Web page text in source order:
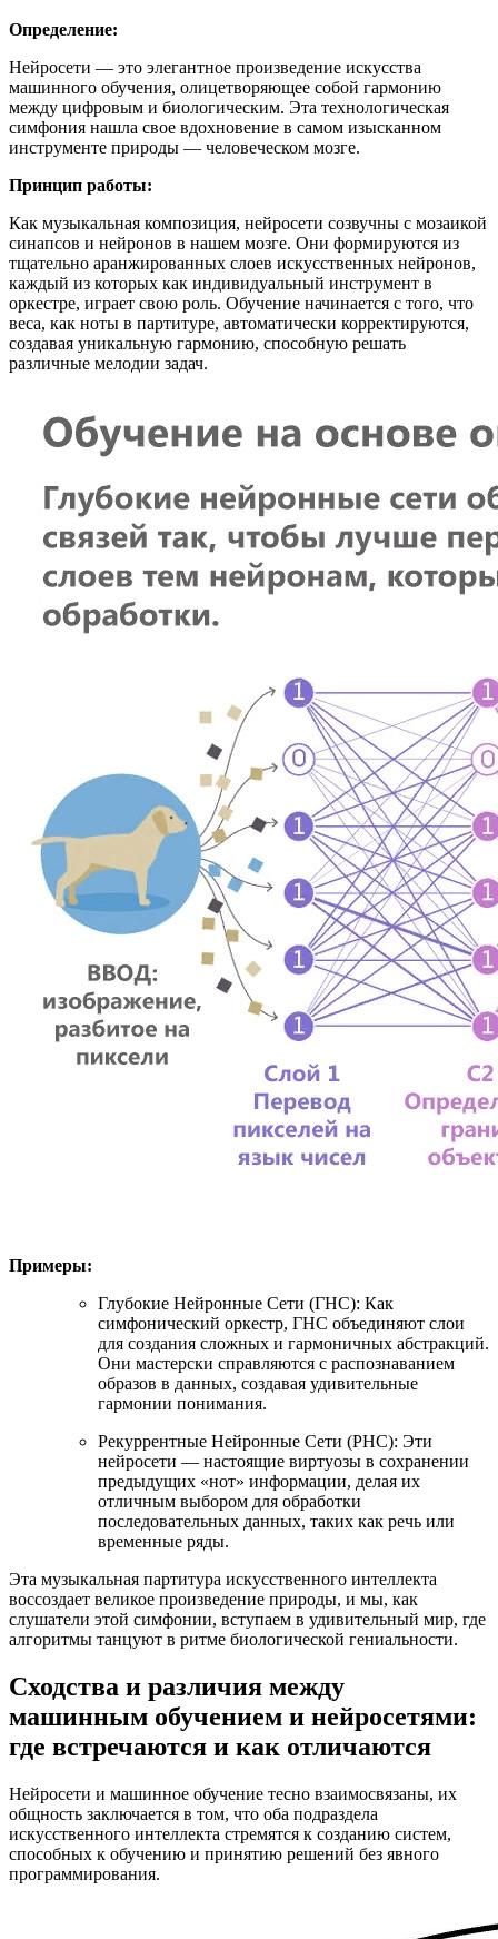
Определение:
Нейросети — это элегантное произведение искусства
машинного обучения, олицетворяющее собой гармонию
между цифровым и биологическим. Эта технологическая
симфония нашла свое вдохновение в самом изысканном
инструменте природы — человеческом мозге.
Принцип работы:
Как музыкальная композиция, нейросети созвучны с мозаикой
синапсов и нейронов в нашем мозге. Они формируются из
тщательно аранжированных слоев искусственных нейронов,
каждый из которых как индивидуальный инструмент в
оркестре, играет свою роль. Обучение начинается с того, что
веса, как ноты в партитуре, автоматически корректируются,
создавая уникальную гармонию, способную решать
различные мелодии задач.
Примеры:
Глубокие Нейронные Сети (ГНС): Как
симфонический оркестр, ГНС объединяют слои
для создания сложных и гармоничных абстракций.
Они мастерски справляются с распознаванием
образов в данных, создавая удивительные
гармонии понимания.
Рекуррентные Нейронные Сети (РНС): Эти
нейросети — настоящие виртуозы в сохранении
предыдущих «нот» информации, делая их
отличным выбором для обработки
последовательных данных, таких как речь или
временные ряды.
Эта музыкальная партитура искусственного интеллекта
воссоздает великое произведение природы, и мы, как
слушатели этой симфонии, вступаем в удивительный мир, где
алгоритмы танцуют в ритме биологической гениальности.
Сходства и различия между
машинным обучением и нейросетями:
где встречаются и как отличаются
Нейросети и машинное обучение тесно взаимосвязаны, их
общность заключается в том, что оба подраздела
искусственного интеллекта стремятся к созданию систем,
способных к обучению и принятию решений без явного
программирования.